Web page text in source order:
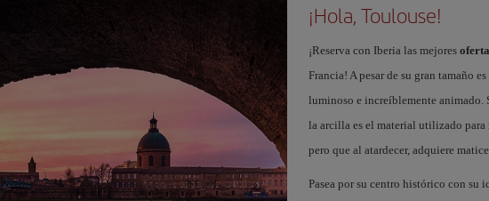
¡Hola, Toulouse!
¡Reserva con Iberia las mejores
Francia! A pesar de su gran tamaño
luminoso e increíblemente animado.
la arcilla es el material utilizado para
pero que al atardecer, adquiere
Pasea por su centro histórico con su